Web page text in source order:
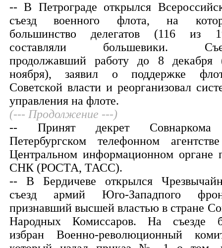
-- В Петрограде открылся
съезд военного флота, на
большинство делегатов (116 из
составляли большевики.
продолжавший работу до 8 декабря
ноября), заявил о поддержке
Советской власти и реорганизовал
управления на флоте.
(--- Продолжение ---)
-- Принят декрет
Петербургском телефонном
Центральном информационном органе
СНК (РОСТА, ТАСС).
-- В Бердичеве открылся
съезд армий Юго-Западпого
признавший высшей властью в стране
Народных Комиссаров. На съезде
избран Военно-революционный